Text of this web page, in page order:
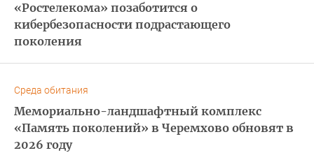
«Ростелекома» позаботится о
кибербезопасности подрастающего
поколения
Среда обитания
Мемориально-ландшафтный комплекс
«Память поколений» в Черемхово обновят в
2026 году